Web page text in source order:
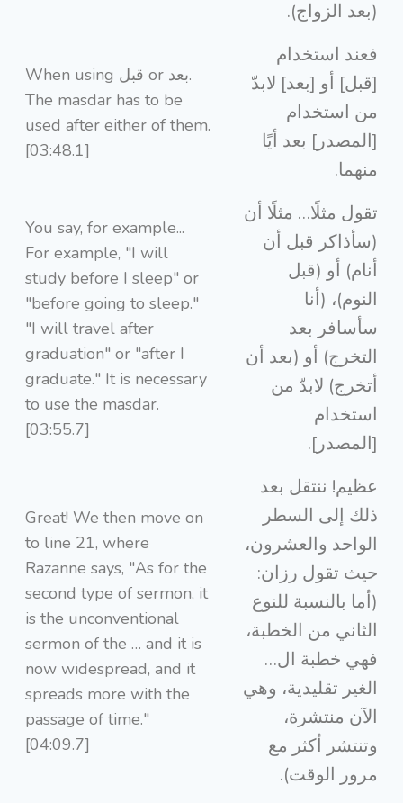
(بعد الزواج).
When using قبل or بعد.
The masdar has to be
used after either of them.
[03:48.1]
فعند استخدام
[قبل] أو [بعد] لابدّ
من استخدام
[المصدر] بعد أيًا
منهما.
You say, for example...
For example, "I will
study before I sleep" or
"before going to sleep."
"I will travel after
graduation" or "after I
graduate." It is necessary
to use the masdar.
[03:55.7]
تقول مثلًا… مثلًا أن
(سأذاكر قبل أن
أنام) أو (قبل
النوم)، (أنا
سأسافر بعد
التخرج) أو (بعد أن
أتخرج) لابدّ من
استخدام
[المصدر].
Great! We then move on
to line 21, where
Razanne says, "As for the
second type of sermon, it
is the unconventional
sermon of the … and it is
now widespread, and it
spreads more with the
passage of time."
[04:09.7]
عظيم! ننتقل بعد
ذلك إلى السطر
الواحد والعشرون،
حيث تقول رزان:
(أما بالنسبة للنوع
الثاني من الخطبة،
فهي خطبة ال…
الغير تقليدية، وهي
الآن منتشرة،
وتنتشر أكثر مع
مرور الوقت).